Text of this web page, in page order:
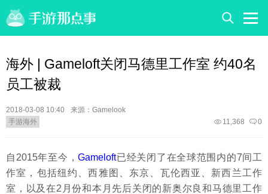
海外 | Gameloft关闭马德里工作室 约40名
员工被裁
2018-03-08 10:40
来源：Gamelook
手游海外
0
11,368
自2015年至今，Gameloft已经关闭了在全球范围内的7间工
作室，包括纽约、西雅图、东京、瓦伦西亚、新西兰工作
室，以及在2月份和本月先后关闭的新奥尔良和马德里工作